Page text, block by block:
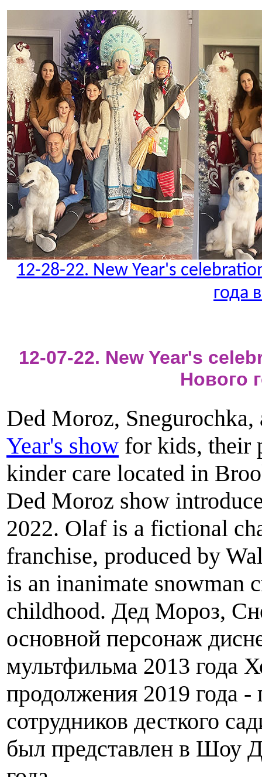
12-28-22. New Year's
года
12-07-22. New Year's
Нового
Ded Moroz,
Year's show for kids, their
kinder care located in
Ded Moroz show
2022. Olaf is a fictional
franchise, produced by
is an inanimate snowman
childhood. Дед Мороз,
основной персонаж
мультфильма 2013 года
продолжения 2019 года -
сотрудников десткого
был представлен в Шоу